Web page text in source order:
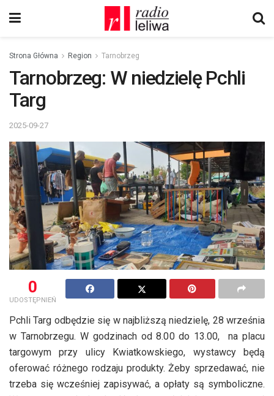
Strona Główna Region Tarnobrzeg
Tarnobrzeg: W niedzielę Pchli
Targ
2025-09-27
0
UDOSTĘPNIEŃ
Pchli Targ odbędzie się w najbliższą niedzielę, 28 września
w Tarnobrzegu. W godzinach od 8.00 do 13.00, na placu
targowym przy ulicy Kwiatkowskiego, wystawcy będą
oferować różnego rodzaju produkty. Żeby sprzedawać, nie
trzeba się wcześniej zapisywać, a opłaty są symboliczne.